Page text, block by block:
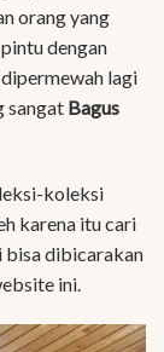
orang yang
dengan
lagi
sangat Bagus
koleksi
karena itu cari
bisa dibicarakan
ini.